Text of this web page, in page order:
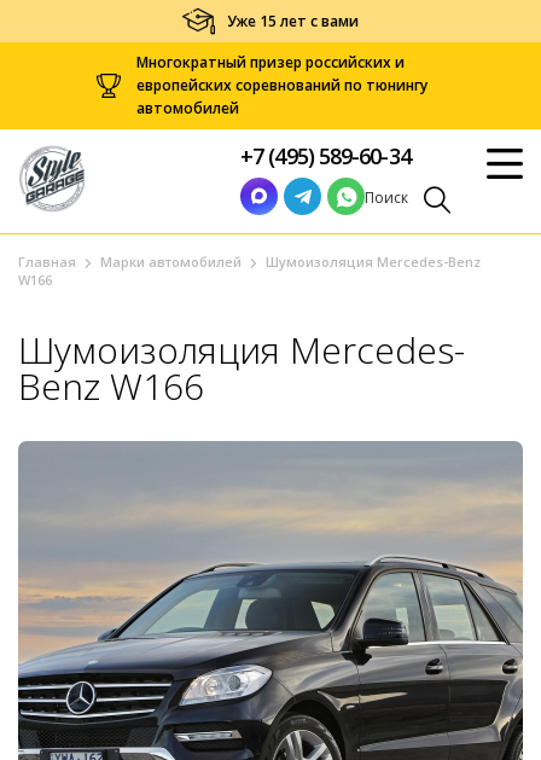
Уже 15 лет с вами
Многократный призер российских и
европейских соревнований по тюнингу
автомобилей
+7 (495) 589-60-34
Поиск
Главная Марки автомобилей
Шумоизоляция Mercedes-Benz
W166
Шумоизоляция Mercedes-
Benz W166